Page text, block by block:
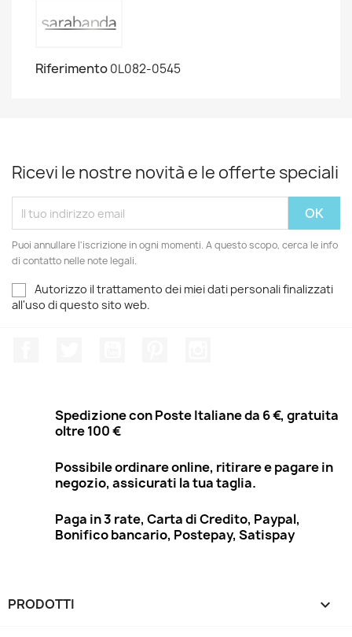
Riferimento0L082-0545
Ricevi le nostre novità e le offerte speciali
Puoi annullare l'iscrizione in ogni momenti. A questo scopo, cerca le info
di contatto nelle note legali.
Autorizzo il trattamento dei miei dati personali finalizzati
all'uso di questo sito web.
Spedizione con Poste Italiane da 6 €, gratuita
oltre 100 €
Possibile ordinare online, ritirare e pagare in
negozio, assicurati la tua taglia.
Paga in 3 rate, Carta di Credito, Paypal,
Bonifico bancario, Postepay, Satispay
PRODOTTI 